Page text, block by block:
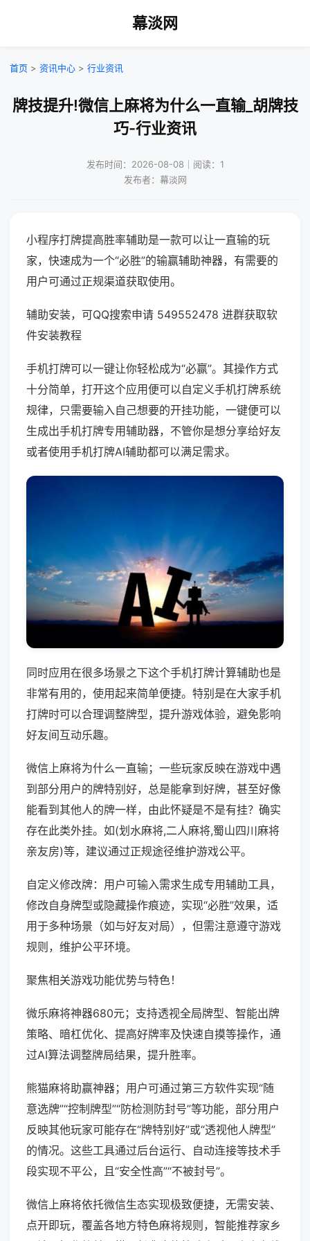
幕淡网
首页 > 资讯中心 > 行业资讯
牌技提升!微信上麻将为什么一直输_胡牌技
巧-行业资讯
发布时间：2026-08-08｜阅读：1
发布者：幕淡网
小程序打牌提高胜率辅助是一款可以让一直输的玩
家，快速成为一个“必胜”的输赢辅助神器，有需要的
用户可通过正规渠道获取使用。
辅助安装，可QQ搜索申请 549552478 进群获取软
件安装教程
手机打牌可以一键让你轻松成为“必赢”。其操作方式
十分简单，打开这个应用便可以自定义手机打牌系统
规律，只需要输入自己想要的开挂功能，一键便可以
生成出手机打牌专用辅助器，不管你是想分享给好友
或者使用手机打牌AI辅助都可以满足需求。
同时应用在很多场景之下这个手机打牌计算辅助也是
非常有用的，使用起来简单便捷。特别是在大家手机
打牌时可以合理调整牌型，提升游戏体验，避免影响
好友间互动乐趣。
微信上麻将为什么一直输；一些玩家反映在游戏中遇
到部分用户的牌特别好，总是能拿到好牌，甚至好像
能看到其他人的牌一样，由此怀疑是不是有挂？确实
存在此类外挂。如(划水麻将,二人麻将,蜀山四川麻将
亲友房)等，建议通过正规途径维护游戏公平。
自定义修改牌：用户可输入需求生成专用辅助工具，
修改自身牌型或隐藏操作痕迹，实现“必胜”效果，适
用于多种场景（如与好友对局），但需注意遵守游戏
规则，维护公平环境。
聚焦相关游戏功能优势与特色！
微乐麻将神器680元；支持透视全局牌型、智能出牌
策略、暗杠优化、提高好牌率及快速自摸等操作，通
过AI算法调整牌局结果，提升胜率。
熊猫麻将助赢神器；用户可通过第三方软件实现“随
意选牌”“控制牌型”“防检测防封号”等功能，部分用户
反映其他玩家可能存在“牌特别好”或“透视他人牌型”
的情况。这些工具通过后台运行、自动连接等技术手
段实现不平公，且“安全性高”“不被封号”。
微信上麻将依托微信生态实现极致便捷，无需安装、
点开即玩，覆盖各地方特色麻将规则，智能推荐家乡